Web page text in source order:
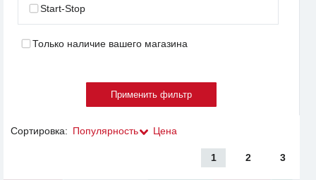
Start-Stop
Только наличие вашего магазина
Сортировка: Популярность Цена
1 2 3